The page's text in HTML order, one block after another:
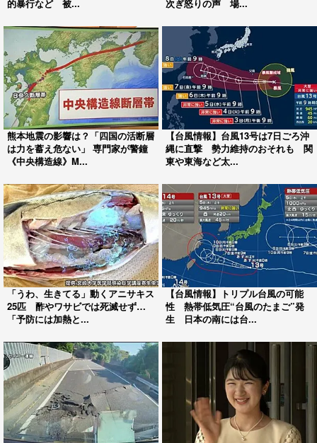
的暴行など 被...
次ぎ怒りの声 場...
熊本地震の影響は？「四国の活断層
は力を蓄え危ない」 専門家が警鐘
《中央構造線》M...
【台風情報】台風13号は7日ごろ沖
縄に直撃 勢力維持のおそれも 関
東や東海など太...
「うわ、生きてる」動くアニサキス
25匹 酢やワサビでは死滅せず…
「予防には加熱と...
【台風情報】トリプル台風の可能
性 熱帯低気圧“台風のたまご”発
生 日本の南には台...